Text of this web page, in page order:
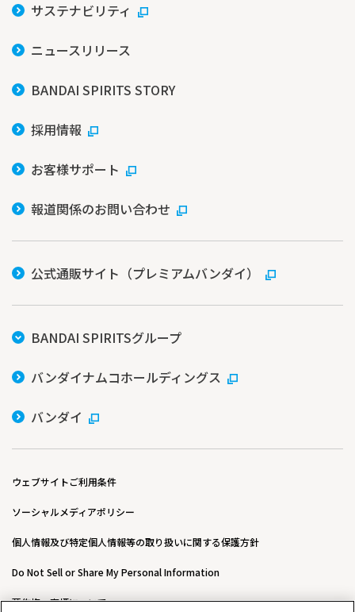
サステナビリティ
ニュースリリース
BANDAI SPIRITS STORY
採用情報
お客様サポート
報道関係のお問い合わせ
公式通販サイト（プレミアムバンダイ）
BANDAI SPIRITSグループ
バンダイナムコホールディングス
バンダイ
ウェブサイトご利用条件
ソーシャルメディアポリシー
個人情報及び特定個人情報等の取り扱いに関する保護方針
Do Not Sell or Share My Personal Information
著作権・商標について